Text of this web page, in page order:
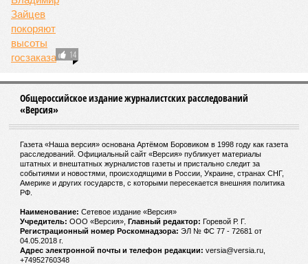
Глава ВТБ Андрей Костин спрогнозировал
снижение ключевой ставки